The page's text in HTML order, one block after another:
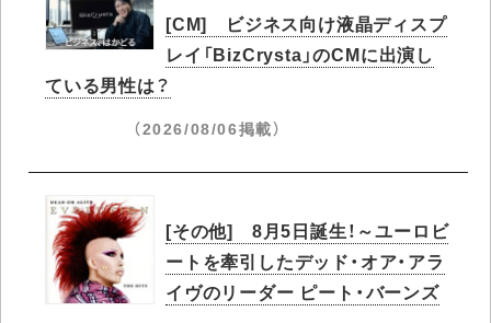
[CM] ビジネス向け液晶ディスプ
レイ「BizCrysta」のCMに出演し
ている男性は？
（2026/08/06掲載）
[その他] 8月5日誕生！～ユーロビ
ートを牽引したデッド・オア・アラ
イヴのリーダー ピート・バーンズ